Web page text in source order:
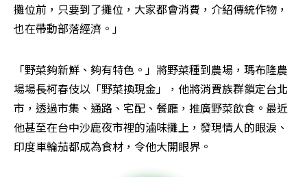
攤位前，只要到了攤位，大家都會消費，介紹傳統作物，
也在帶動部落經濟。」
「野菜夠新鮮、夠有特色。」將野菜種到農場，瑪布隆農
場場長柯春伎以「野菜換現金」，他將消費族群鎖定台北
市，透過市集、通路、宅配、餐廳，推廣野菜飲食。最近
他甚至在台中沙鹿夜市裡的滷味攤上，發現情人的眼淚、
印度車輪茄都成為食材，令他大開眼界。